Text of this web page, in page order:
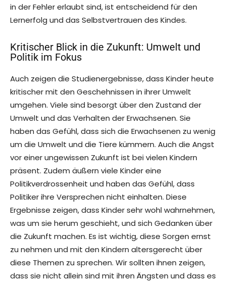
in der Fehler erlaubt sind, ist entscheidend für den
Lernerfolg und das Selbstvertrauen des Kindes.
Kritischer Blick in die Zukunft: Umwelt und
Politik im Fokus
Auch zeigen die Studienergebnisse, dass Kinder heute
kritischer mit den Geschehnissen in ihrer Umwelt
umgehen. Viele sind besorgt über den Zustand der
Umwelt und das Verhalten der Erwachsenen. Sie
haben das Gefühl, dass sich die Erwachsenen zu wenig
um die Umwelt und die Tiere kümmern. Auch die Angst
vor einer ungewissen Zukunft ist bei vielen Kindern
präsent. Zudem äußern viele Kinder eine
Politikverdrossenheit und haben das Gefühl, dass
Politiker ihre Versprechen nicht einhalten. Diese
Ergebnisse zeigen, dass Kinder sehr wohl wahrnehmen,
was um sie herum geschieht, und sich Gedanken über
die Zukunft machen. Es ist wichtig, diese Sorgen ernst
zu nehmen und mit den Kindern altersgerecht über
diese Themen zu sprechen. Wir sollten ihnen zeigen,
dass sie nicht allein sind mit ihren Ängsten und dass es